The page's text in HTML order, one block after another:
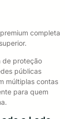
completa
de proteção
públicas
múltiplas contas
para quem